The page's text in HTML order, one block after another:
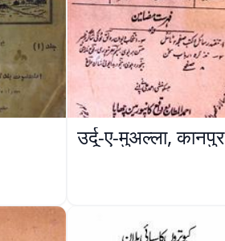
उर्दू-ए-मुअल्ला, कानपुर